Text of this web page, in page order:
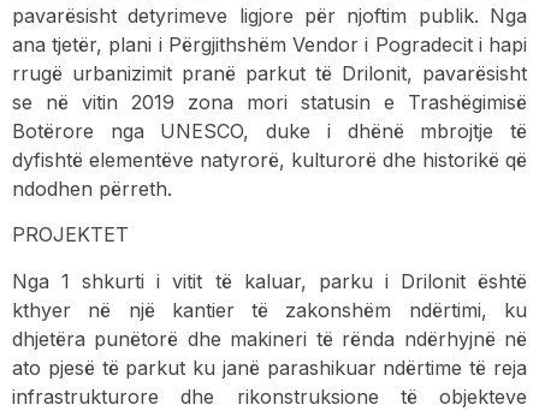
pavarësisht detyrimeve ligjore për njoftim publik. Nga
ana tjetër, plani i Përgjithshëm Vendor i Pogradecit i hapi
rrugë urbanizimit pranë parkut të Drilonit, pavarësisht
se në vitin 2019 zona mori statusin e Trashëgimisë
Botërore nga UNESCO, duke i dhënë mbrojtje të
dyfishtë elementëve natyrorë, kulturorë dhe historikë që
ndodhen përreth.
PROJEKTET
Nga 1 shkurti i vitit të kaluar, parku i Drilonit është
kthyer në një kantier të zakonshëm ndërtimi, ku
dhjetëra punëtorë dhe makineri të rënda ndërhyjnë në
ato pjesë të parkut ku janë parashikuar ndërtime të reja
infrastrukturore dhe rikonstruksione të objekteve